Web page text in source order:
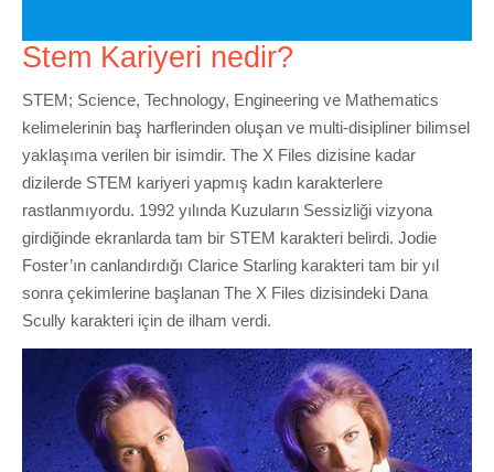
Stem Kariyeri nedir?
STEM; Science, Technology, Engineering ve Mathematics
kelimelerinin baş harflerinden oluşan ve multi-disipliner bilimsel
yaklaşıma verilen bir isimdir. The X Files dizisine kadar
dizilerde STEM kariyeri yapmış kadın karakterlere
rastlanmıyordu. 1992 yılında Kuzuların Sessizliği vizyona
girdiğinde ekranlarda tam bir STEM karakteri belirdi. Jodie
Foster’ın canlandırdığı Clarice Starling karakteri tam bir yıl
sonra çekimlerine başlanan The X Files dizisindeki Dana
Scully karakteri için de ilham verdi.